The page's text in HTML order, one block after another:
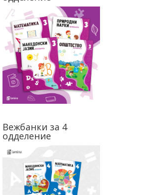
Вежбанки за 4
одделение